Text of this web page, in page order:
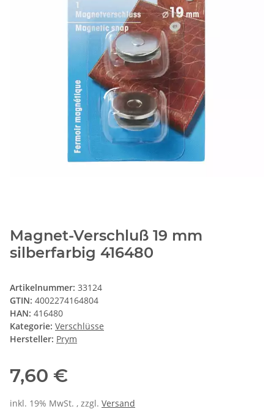
Magnet-Verschluß 19 mm
silberfarbig 416480
Artikelnummer: 33124
GTIN: 4002274164804
HAN: 416480
Kategorie: Verschlüsse
Hersteller: Prym
7,60 €
inkl. 19% MwSt. , zzgl. Versand